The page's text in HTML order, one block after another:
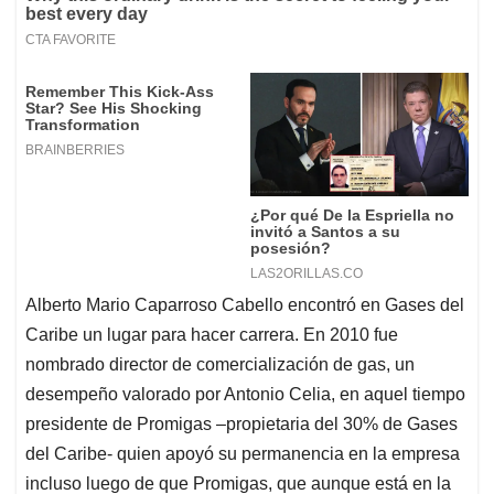
Alberto Mario Caparroso Cabello encontró en Gases del
Caribe un lugar para hacer carrera. En 2010 fue
nombrado director de comercialización de gas, un
desempeño valorado por Antonio Celia, en aquel tiempo
presidente de Promigas –propietaria del 30% de Gases
del Caribe- quien apoyó su permanencia en la empresa
incluso luego de que Promigas, que aunque está en la